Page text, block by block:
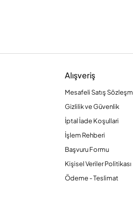
Alışveriş
Mesafeli Satış
Gizlilik ve Güvenlik
İptal İade Koşullari
İşlem Rehberi
Başvuru Formu
Kişisel Veriler Politikası
Ödeme - Teslimat